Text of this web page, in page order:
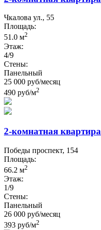
Чкалова ул., 55
Площадь:
51.0 м2
Этаж:
4/9
Стены:
Панельный
25 000 руб/месяц
490 руб/м2
2-комнатная квартира
Победы проспект, 154
Площадь:
66.2 м2
Этаж:
1/9
Стены:
Панельный
26 000 руб/месяц
393 руб/м2